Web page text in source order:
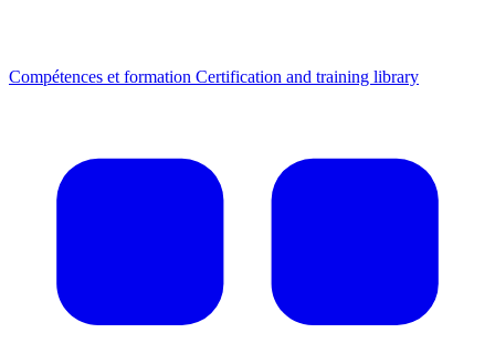
Compétences et formation Certification and training library